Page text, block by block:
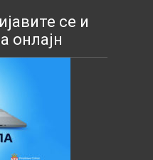
се и
онлајн